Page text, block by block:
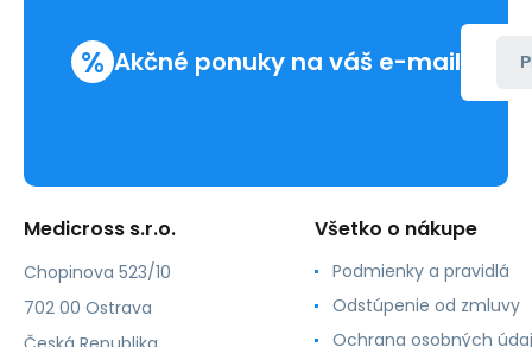
% Akčné ponuky na váš e-mail
Medicross s.r.o.
Chopinova 523/10
702 00 Ostrava
Všetko o nákupe
Podmienky a pravidlá
Odstúpenie od zmluvy
Ochrana osobných